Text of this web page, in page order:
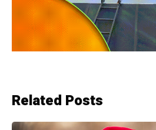
Related Posts